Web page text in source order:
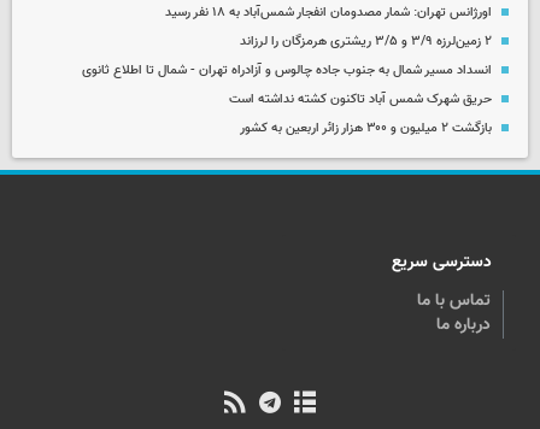
اورژانس تهران: شمار مصدومان انفجار شمس‌آباد به ۱۸ نفر رسید
۲ زمین‌لرزه ۳/۹ و ۳/۵ ریشتری هرمزگان را لرزاند
انسداد مسیر شمال به جنوب جاده چالوس و آزادراه تهران - شمال تا اطلاع ثانوی
حریق شهرک شمس آباد تاکنون کشته نداشته است
بازگشت ۲ میلیون و ۳۰۰ هزار زائر اربعین به کشور
دسترسی سریع
تماس با ما
درباره ما